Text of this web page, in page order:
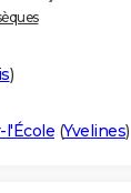
)
l'École (Yvelines)